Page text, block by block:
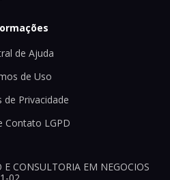
de Ajuda
de Uso
de Privacidade
Contato LGPD
CONSULTORIA EM NEGOCIOS